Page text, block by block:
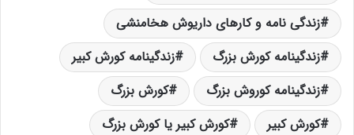
زندگی نامه و کارهای داریوش هخامنشی
زندگینامه کورش بزرگ
زندگینامه کورش کبیر
زندگینامه کوروش بزرگ
کورش بزرگ
کورش کبیر
کورش کبیر یا کورش بزرگ